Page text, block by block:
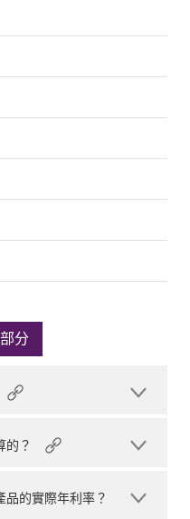
分
的？
品的實際年利率？